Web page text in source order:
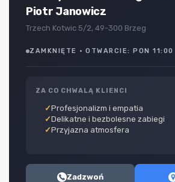
Piotr Janowicz
Trzech Kotwic 5/2, 49-300 Brzeg
ZAMKNIĘTE · OTWARCIE: PON 11:00
ZA CO CHWALĄ KLIENCI
Profesjonalizm i empatia
Delikatne i bezbolesne zabiegi
Przyjazna atmosfera
Zadzwoń